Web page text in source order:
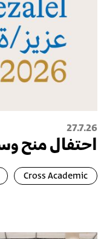
27.7.26
احتفال منح
Cross Academic